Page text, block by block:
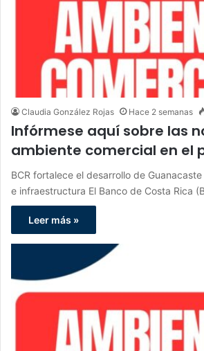
Claudia González Rojas Hace 2 semanas
Infórmese aquí sobre las
ambiente comercial en el
BCR fortalece el desarrollo de
e infraestructura El Banco de Costa Rica
Leer más »